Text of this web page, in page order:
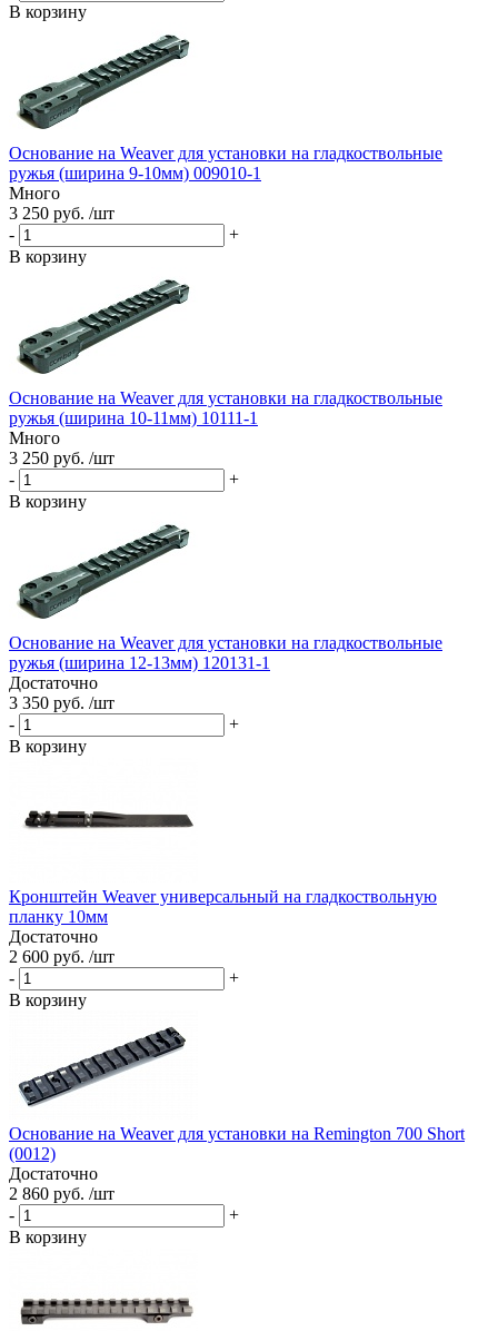
В корзину
Основание на Weaver для установки на гладкоствольные
ружья (ширина 9-10мм) 009010-1
Много
3 250 руб. /шт
-
+
В корзину
Основание на Weaver для установки на гладкоствольные
ружья (ширина 10-11мм) 10111-1
Много
3 250 руб. /шт
-
+
В корзину
Основание на Weaver для установки на гладкоствольные
ружья (ширина 12-13мм) 120131-1
Достаточно
3 350 руб. /шт
-
+
В корзину
Кронштейн Weaver универсальный на гладкоствольную
планку 10мм
Достаточно
2 600 руб. /шт
-
+
В корзину
Основание на Weaver для установки на Remington 700 Short
(0012)
Достаточно
2 860 руб. /шт
-
+
В корзину